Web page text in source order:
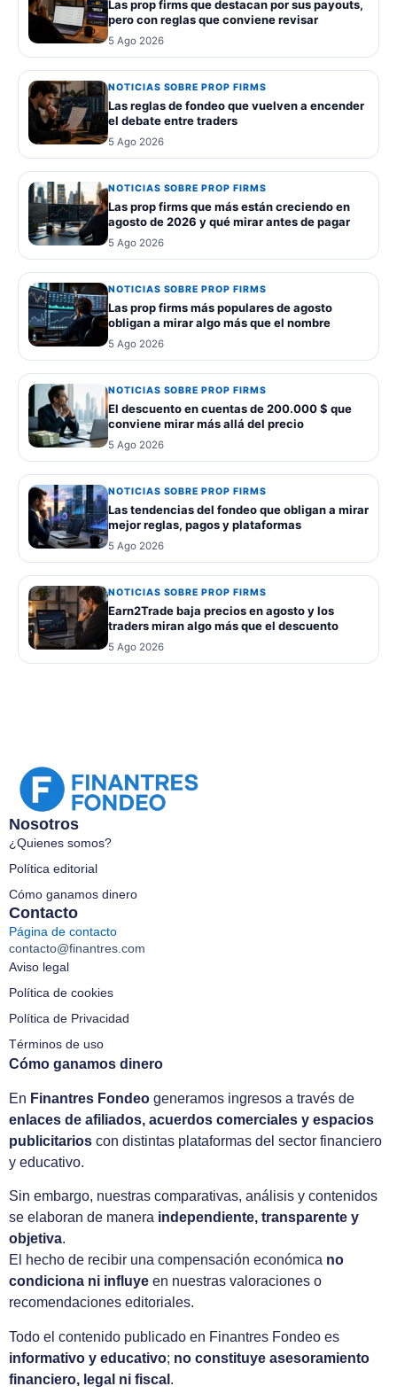
Las prop firms que destacan por sus payouts,
pero con reglas que conviene revisar
5 Ago 2026
NOTICIAS SOBRE PROP FIRMS
Las reglas de fondeo que vuelven a encender
el debate entre traders
5 Ago 2026
NOTICIAS SOBRE PROP FIRMS
Las prop firms que más están creciendo en
agosto de 2026 y qué mirar antes de pagar
5 Ago 2026
NOTICIAS SOBRE PROP FIRMS
Las prop firms más populares de agosto
obligan a mirar algo más que el nombre
5 Ago 2026
NOTICIAS SOBRE PROP FIRMS
El descuento en cuentas de 200.000 $ que
conviene mirar más allá del precio
5 Ago 2026
NOTICIAS SOBRE PROP FIRMS
Las tendencias del fondeo que obligan a mirar
mejor reglas, pagos y plataformas
5 Ago 2026
NOTICIAS SOBRE PROP FIRMS
Earn2Trade baja precios en agosto y los
traders miran algo más que el descuento
5 Ago 2026
Nosotros
¿Quienes somos?
Política editorial
Cómo ganamos dinero
Contacto
Página de contacto
contacto@finantres.com
Aviso legal
Política de cookies
Política de Privacidad
Términos de uso
Cómo ganamos dinero
En Finantres Fondeo generamos ingresos a través de
enlaces de afiliados, acuerdos comerciales y espacios
publicitarios con distintas plataformas del sector financiero
y educativo.
Sin embargo, nuestras comparativas, análisis y contenidos
se elaboran de manera independiente, transparente y
objetiva.
El hecho de recibir una compensación económica no
condiciona ni influye en nuestras valoraciones o
recomendaciones editoriales.
Todo el contenido publicado en Finantres Fondeo es
informativo y educativo; no constituye asesoramiento
financiero, legal ni fiscal .